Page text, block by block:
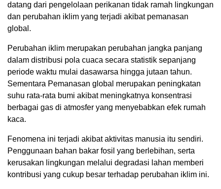
datang dari pengelolaan perikanan tidak ramah lingkungan
dan perubahan iklim yang terjadi akibat pemanasan
global.
Perubahan iklim merupakan perubahan jangka panjang
dalam distribusi pola cuaca secara statistik sepanjang
periode waktu mulai dasawarsa hingga jutaan tahun.
Sementara Pemanasan global merupakan peningkatan
suhu rata-rata bumi akibat meningkatnya konsentrasi
berbagai gas di atmosfer yang menyebabkan efek rumah
kaca.
Fenomena ini terjadi akibat aktivitas manusia itu sendiri.
Penggunaan bahan bakar fosil yang berlebihan, serta
kerusakan lingkungan melalui degradasi lahan memberi
kontribusi yang cukup besar terhadap perubahan iklim ini.